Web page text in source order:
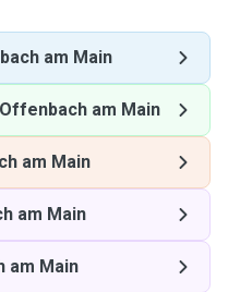
am Main
Offenbach am Main
am Main
am Main
am Main